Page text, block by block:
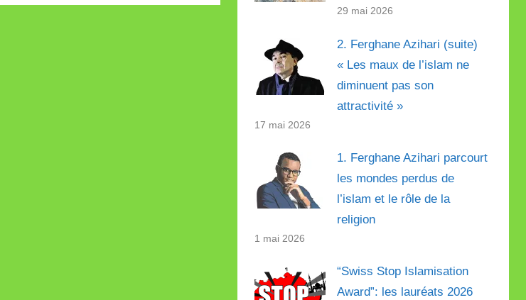
29 mai 2026
2. Ferghane Azihari (suite)
« Les maux de l’islam ne
diminuent pas son
attractivité »
17 mai 2026
1. Ferghane Azihari parcourt
les mondes perdus de
l’islam et le rôle de la
religion
1 mai 2026
“Swiss Stop Islamisation
Award”: les lauréats 2026